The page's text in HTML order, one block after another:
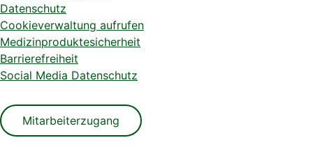
Datenschutz
Cookieverwaltung aufrufen
Medizinproduktesicherheit
Barrierefreiheit
Social Media Datenschutz
Mitarbeiterzugang